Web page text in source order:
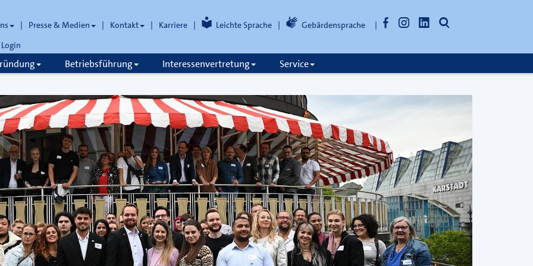
Presse & Medien Kontakt Karriere Leichte Sprache Gebärdensprache FacebookInstagramLinkedInSuche
Login
Betriebsführung Interessenvertretung Service